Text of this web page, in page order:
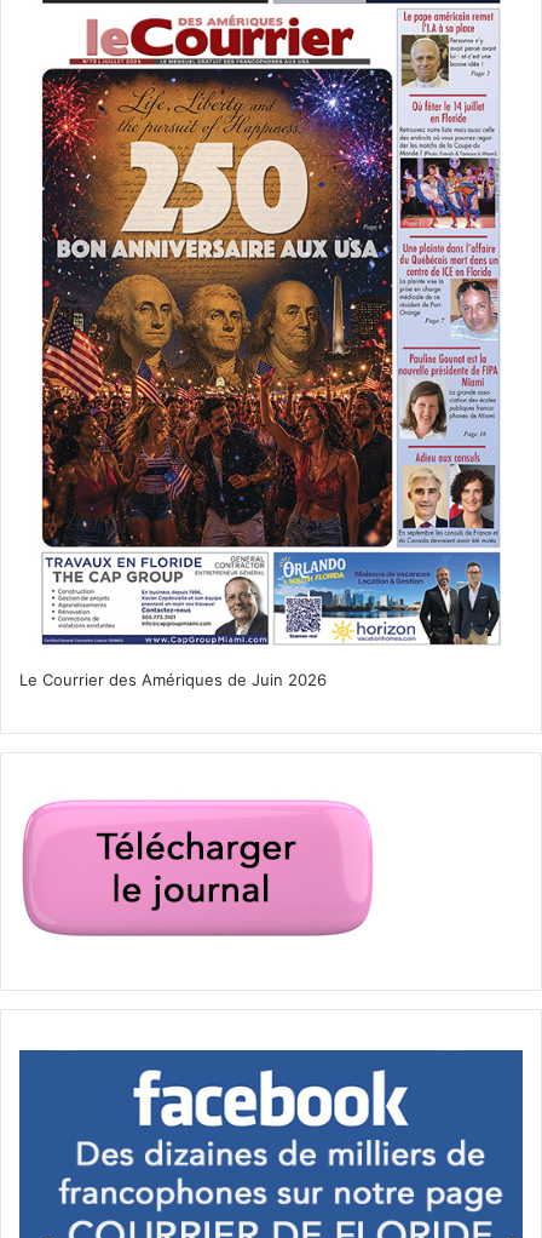
Le 1er mars :
Saint Judy
L’histoire vraie de l’avocate d’immigration Judy Wood, et la
façon dont elle a, à elle seule, modifié la loi américaine sur
l’asile afin de sauver la vie de femmes.
Un film de Sean Hanish avec Michelle Monaghan, Leem
Lubany.
[ot-video type= »youtube »
url= »https://youtu.be/w8qvdfdQ9xA »]
Le 8 mars :
Captain Marvel
Carol Danvers devient l’un des héros les plus puissants de
l’univers lorsque la Terre est prise au milieu d’une guerre
galactique entre deux sortes d’extraterrestres.
Un film d’Anna Boden et Ryan Fleck avec Brie
[ot-video type= »youtube »
url= »https://youtu.be/Z1BCujX3pw8″]
Le 8 mars :
Gloria Bell
Le Courrier des Amériques de Juin 2026